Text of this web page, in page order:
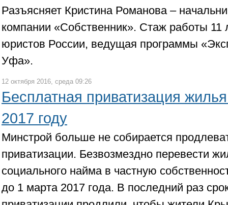
Разъясняет Кристина Романова –
компании «Собственник». Стаж работы 11
юристов России, ведущая программы
Уфа».
12 октября 2016, среда 09:26
Бесплатная приватизация
2017 году
Минстрой больше не собирается
приватизации. Безвозмездно перевести
социального найма в частную
до 1 марта 2017 года. В последний раз